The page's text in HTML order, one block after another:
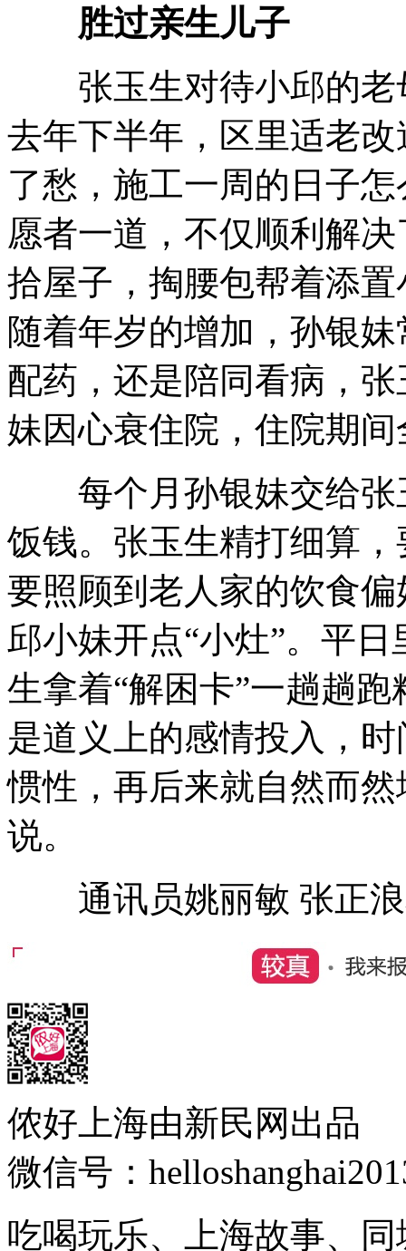
胜过亲生儿子
张玉生对待小邱的老
去年下半年，区里适老
了愁，施工一周的日子
愿者一道，不仅顺利解
拾屋子，掏腰包帮着添
随着年岁的增加，孙银
配药，还是陪同看病，
妹因心衰住院，住院期
每个月孙银妹交给张
饭钱。张玉生精打细算
要照顾到老人家的饮食
邱小妹开点“小灶”。平
生拿着“解困卡”一趟趟
是道义上的感情投入，
惯性，再后来就自然而
说。
通讯员姚丽敏 张正浪
侬好上海由新民网出品
微信号：
吃喝玩乐、上海故事、同